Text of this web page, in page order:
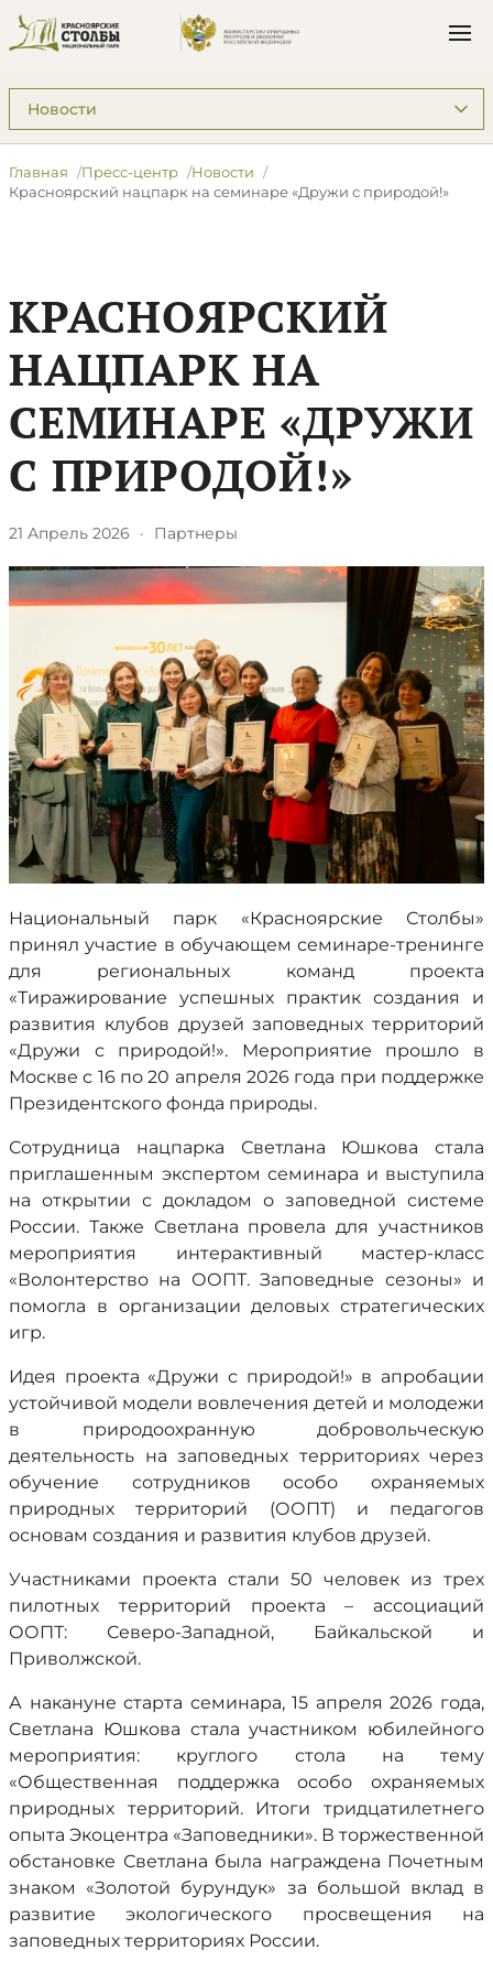
Подразделы: Пресс-центр
Главная Пресс-центр
Новости
Красноярский нацпарк на семинаре «Дружи с природой!»
КРАСНОЯРСКИЙ
НАЦПАРК НА
СЕМИНАРЕ «ДРУЖИ
С ПРИРОДОЙ!»
21 Апрель 2026 · Партнеры
Национальный парк «Красноярские Столбы»
принял участие в обучающем семинаре-тренинге
для региональных команд проекта
«Тиражирование успешных практик создания и
развития клубов друзей заповедных территорий
«Дружи с природой!». Мероприятие прошло в
Москве с 16 по 20 апреля 2026 года при поддержке
Президентского фонда природы.
Сотрудница нацпарка Светлана Юшкова стала
приглашенным экспертом семинара и выступила
на открытии с докладом о заповедной системе
России. Также Светлана провела для участников
мероприятия интерактивный мастер-класс
«Волонтерство на ООПТ. Заповедные сезоны» и
помогла в организации деловых стратегических
игр.
Идея проекта «Дружи с природой!» в апробации
устойчивой модели вовлечения детей и молодежи
в природоохранную добровольческую
деятельность на заповедных территориях через
обучение сотрудников особо охраняемых
природных территорий (ООПТ) и педагогов
основам создания и развития клубов друзей.
Участниками проекта стали 50 человек из трех
пилотных территорий проекта – ассоциаций
ООПТ: Северо-Западной, Байкальской и
Приволжской.
А накануне старта семинара, 15 апреля 2026 года,
Светлана Юшкова стала участником юбилейного
мероприятия: круглого стола на тему
«Общественная поддержка особо охраняемых
природных территорий. Итоги тридцатилетнего
опыта Экоцентра «Заповедники». В торжественной
обстановке Светлана была награждена Почетным
знаком «Золотой бурундук» за большой вклад в
развитие экологического просвещения на
заповедных территориях России.